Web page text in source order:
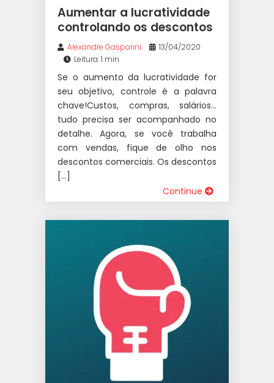
ESTRATÉGIA | GESTÃO |
LUCRATIVIDADE |
PRECIFICAÇÃO | VAREJO
Aumentar a lucratividade
controlando os descontos
Alexandre Gasparini
13/04/2020
Leitura: 1 min
Se o aumento da lucratividade for
seu objetivo, controle é a palavra
chave!⁣⁣⁣⁣Custos, compras, salários…
tudo precisa ser acompanhado no
detalhe. Agora, se você trabalha
com vendas, fique de olho nos
descontos comerciais.⁣⁣ Os descontos
[…]
Continue